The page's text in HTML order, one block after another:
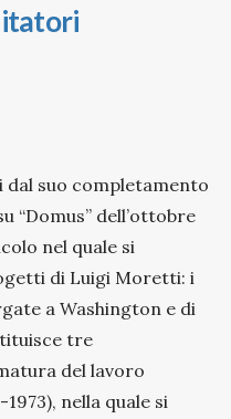
dal suo completamento
“Domus” dell’ottobre
nel quale si
di Luigi Moretti: i
a Washington e di
tre
del lavoro
nella quale si